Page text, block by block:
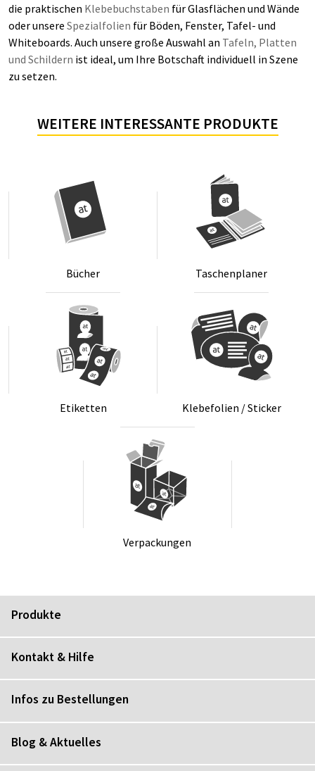
die praktischen Klebebuchstaben für Glasflächen und Wände
oder unsere Spezialfolien für Böden, Fenster, Tafel- und
Whiteboards. Auch unsere große Auswahl an Tafeln, Platten
und Schildern ist ideal, um Ihre Botschaft individuell in Szene
zu setzen.
WEITERE INTERESSANTE PRODUKTE
Bü­cher Ta­schen­pla­ner
Eti­ket­ten Kle­be­fo­li­en / Sti­cker
Ver­pa­ckun­gen
Produkte
Kontakt & Hilfe
Infos zu Bestellungen
Blog & Aktuelles